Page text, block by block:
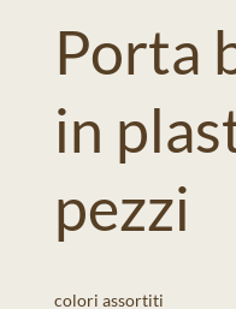
Porta
in
pezzi
colori assortiti